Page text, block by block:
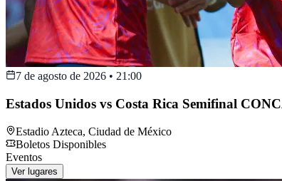
7 de agosto de 2026 • 21:00
Estados Unidos vs Costa Rica Semifinal
Estadio Azteca, Ciudad de México
Boletos Disponibles
Eventos
Ver lugares